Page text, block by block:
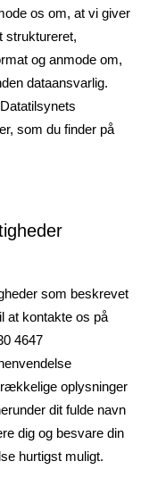
os om, at vi giver
struktureret,
og anmode om,
dataansvarlig.
som du finder på
som beskrevet
at kontakte os på
4647
oplysninger
dit fulde navn
dig og besvare din
hurtigst muligt.